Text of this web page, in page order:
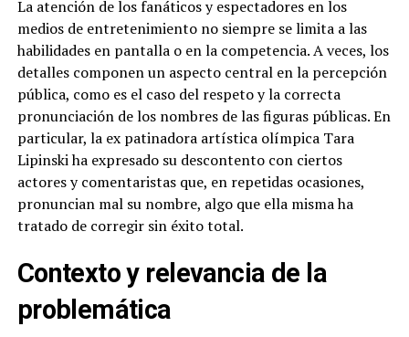
La atención de los fanáticos y espectadores en los
medios de entretenimiento no siempre se limita a las
habilidades en pantalla o en la competencia. A veces, los
detalles componen un aspecto central en la percepción
pública, como es el caso del respeto y la correcta
pronunciación de los nombres de las figuras públicas. En
particular, la ex patinadora artística olímpica Tara
Lipinski ha expresado su descontento con ciertos
actores y comentaristas que, en repetidas ocasiones,
pronuncian mal su nombre, algo que ella misma ha
tratado de corregir sin éxito total.
Contexto y relevancia de la
problemática